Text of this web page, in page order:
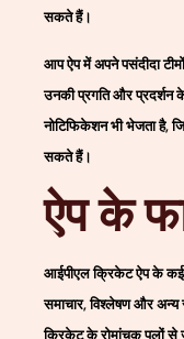
सकते हैं।
आप ऐप में अपने पसंदीदा
उनकी प्रगति और प्रदर्शन
नोटिफिकेशन भी भेजता है,
सकते हैं।
ऐप के
आईपीएल क्रिकेट ऐप के
समाचार, विश्लेषण और